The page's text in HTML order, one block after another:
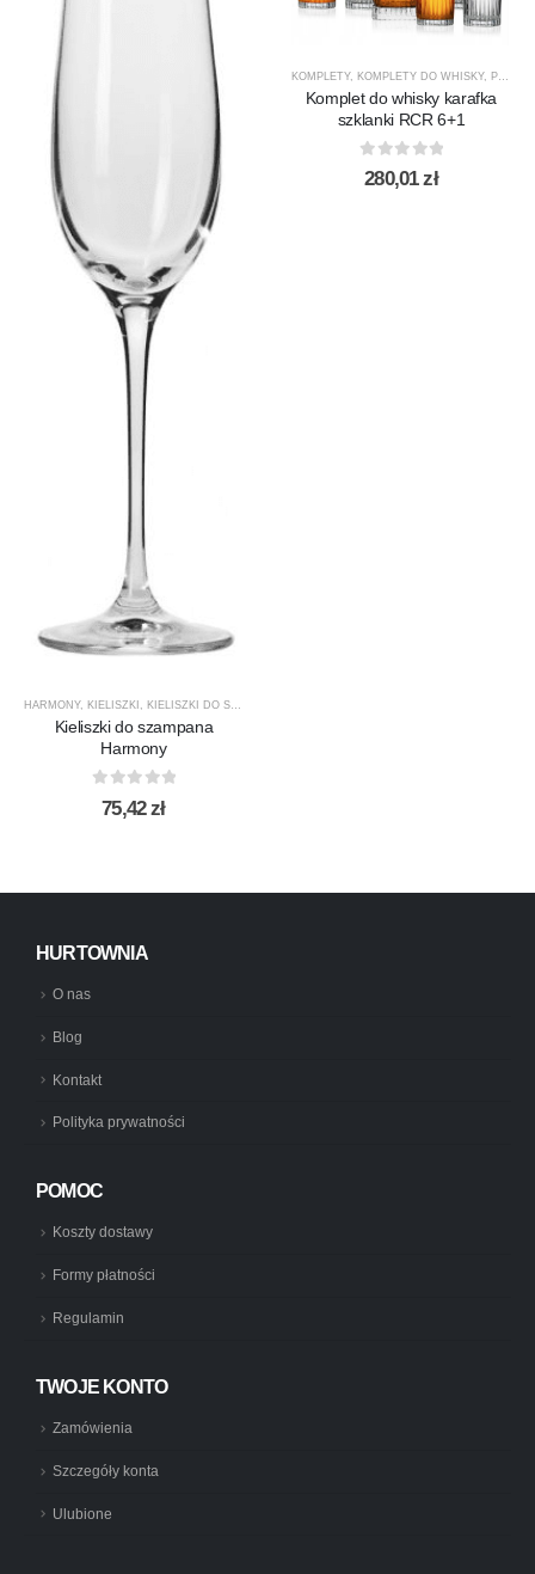
HARMONY, KIELISZKI , KIELISZKI DO SZAMPANA
Kieliszki do szampana
Harmony
out of 5
75,42zł
KOMPLETY, KOMPLETY DO WHISKY, PREZENTY
Komplet do whisky karafka
szklanki RCR 6+1
0out of 5
280,01zł
HURTOWNIA
O nas
Blog
Kontakt
Polityka prywatności
POMOC
Koszty dostawy
Formy płatności
Regulamin
TWOJE KONTO
Zamówienia
Szczegóły konta
Ulubione